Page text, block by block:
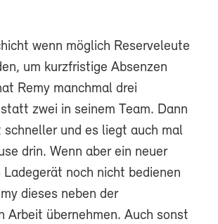
wenn möglich Reserveleute
um kurzfristige Absenzen
Remy manchmal drei
zwei in seinem Team. Dann
schneller und es liegt auch mal
drin. Wenn aber ein neuer
noch nicht bedienen
dieses neben der
Arbeit übernehmen. Auch sonst